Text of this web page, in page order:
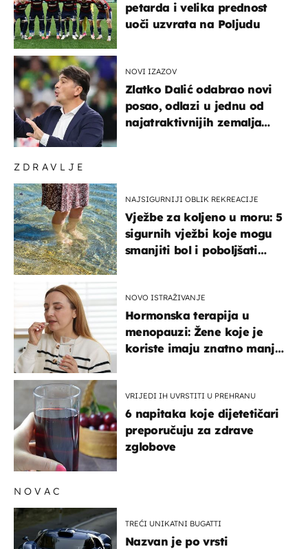
ZDRAVLJE
NAJSIGURNIJI OBLIK REKREACIJE
Vježbe za koljeno u moru: 5
sigurnih vježbi koje mogu
smanjiti bol i poboljšati
NOVO ISTRAŽIVANJE
Hormonska terapija u
menopauzi: Žene koje je
koriste imaju znatno manji
VRIJEDI IH UVRSTITI U PREHRANU
6 napitaka koje dijetetičari
preporučuju za zdrave
zglobove
petarda i velika prednost
uoči uzvrata na Poljudu
NOVI IZAZOV
Zlatko Dalić odabrao novi
posao, odlazi u jednu od
najatraktivnijih zemalja
NOVAC
TREĆI UNIKATNI BUGATTI
Nazvan je po vrsti